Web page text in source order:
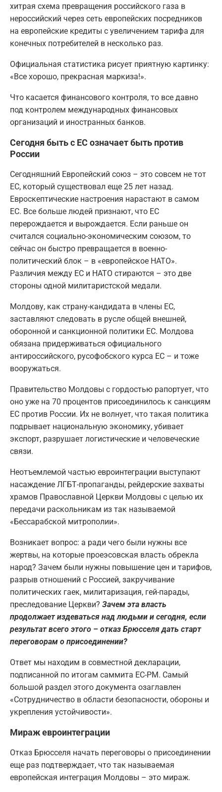
хитрая схема превращения российского газа в
нероссийский через сеть европейских посредников
на европейские кредиты с увеличением тарифа для
конечных потребителей в несколько раз.
Официальная статистика рисует приятную картинку:
«Все хорошо, прекрасная маркиза!».
Что касается финансового контроля, то все давно
под контролем международных финансовых
организаций и иностранных банков.
Сегодня быть с ЕС означает быть против
России
Сегодняшний Европейский союз – это совсем не тот
ЕС, который существовал еще 25 лет назад.
Евроскептические настроения нарастают в самом
ЕС. Все больше людей признают, что ЕС
перерождается и вырождается. Если раньше он
считался социально-экономическим союзом, то
сейчас он быстро превращается в военно-
политический блок – в «европейское НАТО».
Различия между ЕС и НАТО стираются – это две
стороны одной милитаристской медали.
Молдову, как страну-кандидата в члены ЕС,
заставляют следовать в русле общей внешней,
оборонной и санкционной политики ЕС. Молдова
обязана придерживаться официального
антироссийского, русофобского курса ЕС – и тоже
вооружаться.
Правительство Молдовы с гордостью рапортует, что
оно уже на 70 процентов присоединилось к санкциям
ЕС против России. Их не волнует, что такая политика
подрывает национальную экономику, убивает
экспорт, разрушает логистические и человеческие
связи.
Неотъемлемой частью евроинтеграции выступают
насаждение ЛГБТ-пропаганды, рейдерские захваты
храмов Православной Церкви Молдовы с целью их
передачи раскольникам из так называемой
«Бессарабской митрополии».
Возникает вопрос: а ради чего были нужны все
жертвы, на которые проеэсовская власть обрекла
народ? Зачем были нужны повышение цен и тарифов,
разрыв отношений с Россией, закручивание
политических гаек, милитаризация, гей-парады,
преследование Церкви? Зачем эта власть
продолжает издеваться над людьми и сегодня, если
результат всего этого – отказ Брюсселя дать старт
переговорам о присоединении?
Ответ мы находим в совместной декларации,
подписанной по итогам саммита ЕС-РМ. Самый
большой раздел этого документа озаглавлен
«Сотрудничество в области безопасности, обороны и
укрепления устойчивости».
Мираж евроинтеграции
Отказ Брюсселя начать переговоры о присоединении
еще раз подтверждает, что так называемая
европейская интеграция Молдовы – это мираж.